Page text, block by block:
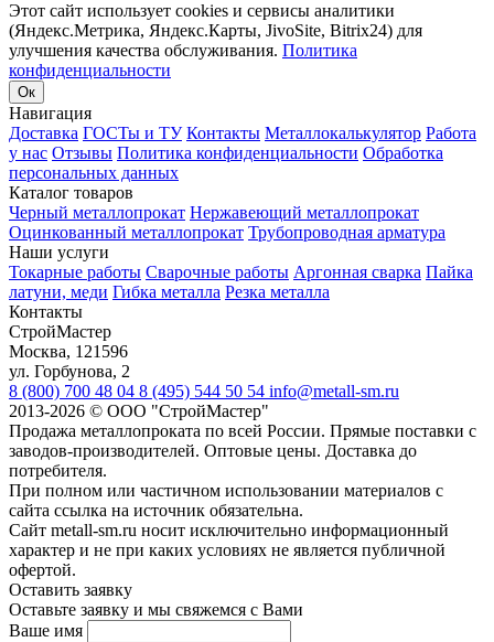
Этот сайт использует cookies и сервисы аналитики
(Яндекс.Метрика, Яндекс.Карты, JivoSite, Bitrix24) для
улучшения качества обслуживания. Политика
конфиденциальности
Ок
Навигация
Доставка ГОСТы и ТУ Контакты Металлокалькулятор Работа
у нас Отзывы Политика конфиденциальности Обработка
персональных данных
Каталог товаров
Черный металлопрокат Нержавеющий металлопрокат
Оцинкованный металлопрокат Трубопроводная арматура
Наши услуги
Токарные работы Сварочные работы Аргонная сварка Пайка
латуни, меди Гибка металла Резка металла
Контакты
СтройМастер
Москва, 121596
ул. Горбунова, 2
8 (800) 700 48 04 8 (495) 544 50 54 info@metall-sm.ru
2013-2026 © ООО "СтройМастер"
Продажа металлопроката по всей России. Прямые поставки с
заводов-производителей. Оптовые цены. Доставка до
потребителя.
При полном или частичном использовании материалов с
сайта ссылка на источник обязательна.
Сайт metall-sm.ru носит исключительно информационный
характер и не при каких условиях не является публичной
офертой.
Оставить заявку
Оставьте заявку и мы свяжемся с Вами
Ваше имя